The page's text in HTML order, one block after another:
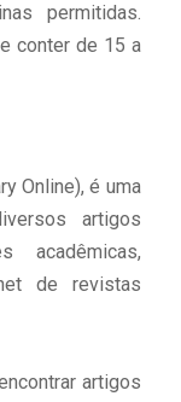
permitidas.
conter de 15 a
Online), é uma
artigos
acadêmicas,
de revistas
artigos